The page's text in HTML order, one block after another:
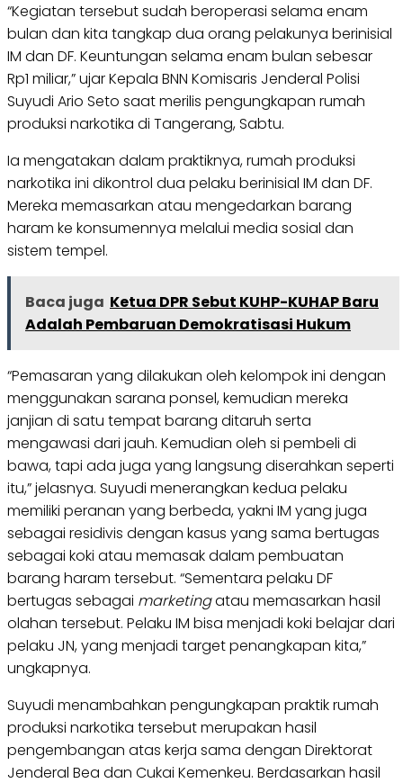
“Kegiatan tersebut sudah beroperasi selama enam
bulan dan kita tangkap dua orang pelakunya berinisial
IM dan DF. Keuntungan selama enam bulan sebesar
Rp1 miliar,” ujar Kepala BNN Komisaris Jenderal Polisi
Suyudi Ario Seto saat merilis pengungkapan rumah
produksi narkotika di Tangerang, Sabtu.
Ia mengatakan dalam praktiknya, rumah produksi
narkotika ini dikontrol dua pelaku berinisial IM dan DF.
Mereka memasarkan atau mengedarkan barang
haram ke konsumennya melalui media sosial dan
sistem tempel.
Baca juga Ketua DPR Sebut KUHP-KUHAP Baru
Adalah Pembaruan Demokratisasi Hukum
“Pemasaran yang dilakukan oleh kelompok ini dengan
menggunakan sarana ponsel, kemudian mereka
janjian di satu tempat barang ditaruh serta
mengawasi dari jauh. Kemudian oleh si pembeli di
bawa, tapi ada juga yang langsung diserahkan seperti
itu,” jelasnya. Suyudi menerangkan kedua pelaku
memiliki peranan yang berbeda, yakni IM yang juga
sebagai residivis dengan kasus yang sama bertugas
sebagai koki atau memasak dalam pembuatan
barang haram tersebut. “Sementara pelaku DF
bertugas sebagai marketingatau memasarkan hasil
olahan tersebut. Pelaku IM bisa menjadi koki belajar dari
pelaku JN, yang menjadi target penangkapan kita,”
ungkapnya.
Suyudi menambahkan pengungkapan praktik rumah
produksi narkotika tersebut merupakan hasil
pengembangan atas kerja sama dengan Direktorat
Jenderal Bea dan Cukai Kemenkeu. Berdasarkan hasil